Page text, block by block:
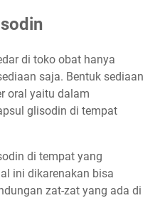
di toko obat hanya
saja. Bentuk sediaan
oral yaitu dalam
glisodin di tempat
di tempat yang
ini dikarenakan bisa
zat-zat yang ada di